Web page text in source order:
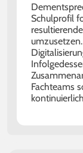
Schulprofil
Fachteams